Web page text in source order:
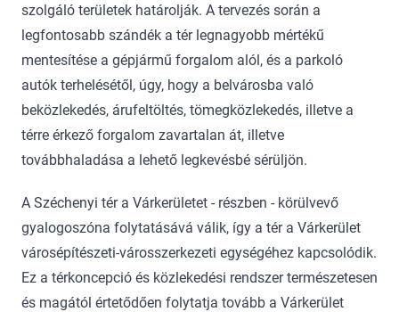
szolgáló területek határolják. A tervezés során a
legfontosabb szándék a tér legnagyobb mértékű
mentesítése a gépjármű forgalom alól, és a parkoló
autók terhelésétől, úgy, hogy a belvárosba való
beközlekedés, árufeltöltés, tömegközlekedés, illetve a
térre érkező forgalom zavartalan át, illetve
továbbhaladása a lehető legkevésbé sérüljön.
A Széchenyi tér a Várkerületet - részben - körülvevő
gyalogoszóna folytatásává válik, így a tér a Várkerület
városépítészeti-városszerkezeti egységéhez kapcsolódik.
Ez a térkoncepció és közlekedési rendszer természetesen
és magától értetődően folytatja tovább a Várkerület